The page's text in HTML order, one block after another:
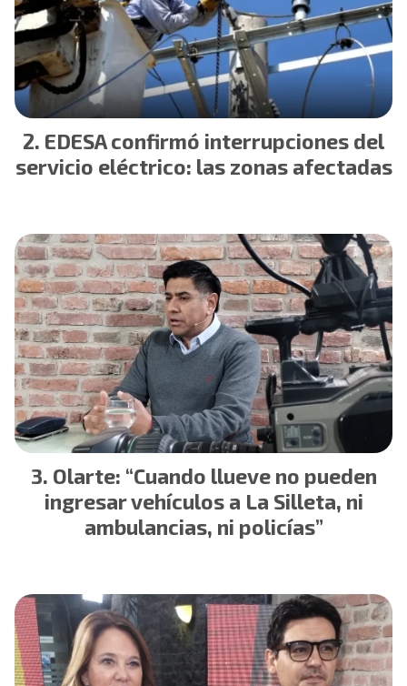
EDESA confirmó interrupciones del
servicio eléctrico: las zonas afectadas
Olarte: “Cuando llueve no pueden
ingresar vehículos a La Silleta, ni
ambulancias, ni policías”